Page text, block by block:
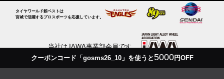
クーポンコード「gosms26_10」を使うと5000円OFF
タイヤワールド館ベストは
宮城で活躍するプロスポーツを応援しています。
当社はJAWA事業部会員です